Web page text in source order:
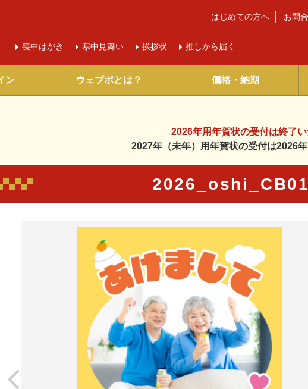
喪中はがき 寒中 見舞い 挨拶状 推しから届く
はじめての方へ お問
ン ウェブポとは？ 価格・納期
2026年用年賀状の受付は終了い
2027年（未年）用年賀状の受付は2026